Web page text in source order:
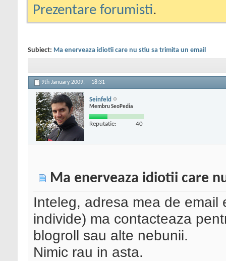
Prezentare forumisti.
Subiect: Ma enerveaza idiotii care nu stiu sa trimita un email
9th January 2009, 18:31
Seinfeld
Membru SeoPedia
Reputatie: 40
Ma enerveaza idiotii care
Inteleg, adresa mea de email
individe) ma contacteaza
blogroll sau alte nebunii.
Nimic rau in asta.